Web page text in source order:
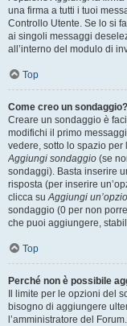
una firma a tutti i tuoi
Controllo Utente. Se lo si
ai singoli messaggi
all’interno del modulo di
Top
Come creo un sondaggio?
Creare un sondaggio è
modifichi il primo
vedere, sotto lo spazio per
Aggiungi sondaggio (se
sondaggi). Basta inserire
risposta (per inserire
clicca suAggiungi
sondaggio (0 per non
che puoi aggiungere,
Top
Perché non è possibile
Il limite per le opzioni del
bisogno di aggiungere
l’amministratore del Forum.